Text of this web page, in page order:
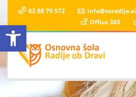
Open toolbar
02 88 79 572
info@osradlje.si
Office 365